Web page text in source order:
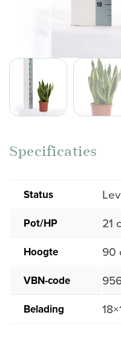
Specificaties
Status
Pot/HP 21
Hoogte 90
VBN-code
Belading